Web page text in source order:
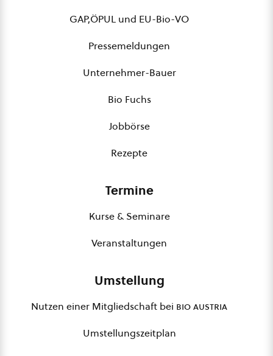
GAP,ÖPUL und EU-Bio-VO
Pressemeldungen
Unternehmer-Bauer
Bio Fuchs
Jobbörse
Rezepte
Termine
Kurse & Seminare
Veranstaltungen
Umstellung
Nutzen einer Mitgliedschaft bei bio austria
Umstellungszeitplan